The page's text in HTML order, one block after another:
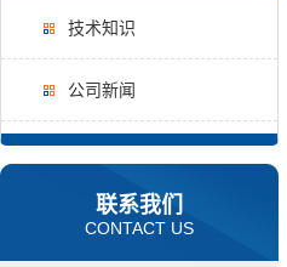
技术知识
公司新闻
联系我们
CONTACT US